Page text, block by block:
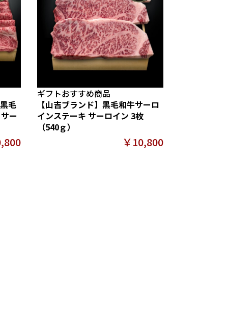
毛
ー
ギフトおすすめ商品
【山吉ブランド】黒毛和牛サーロ
インステーキ サーロイン 3枚
（540ｇ）
￥10,800